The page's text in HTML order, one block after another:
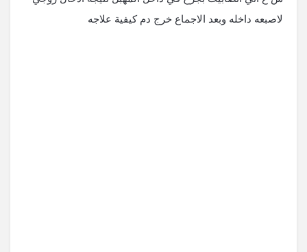
لاصبعه داخله وبعد الاجماع خرج دم كيفية علاجه